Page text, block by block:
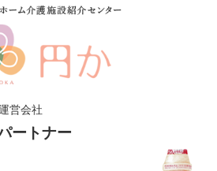
営会社
ートナー